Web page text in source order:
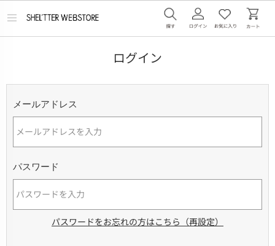
メ
ログイン
メールアドレス
パスワード
パスワードをお忘れの方はこちら（再設定）